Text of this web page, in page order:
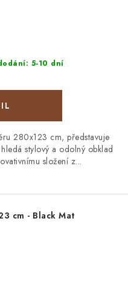
5-10 dní
280x123 cm, představuje
stylový a odolný obklad
složení z...
cm - Black Mat